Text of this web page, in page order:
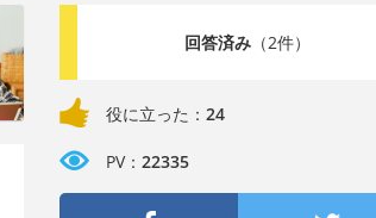
回答済み（2件）
役に立った： 24
PV： 22335